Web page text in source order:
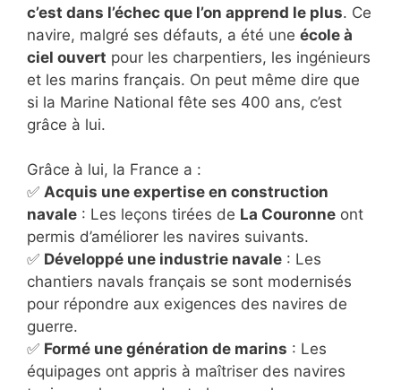
c’est dans l’échec que l’on apprend le plus. Ce
navire, malgré ses défauts, a été une école à
ciel ouvert pour les charpentiers, les ingénieurs
et les marins français. On peut même dire que
si la Marine National fête ses 400 ans, c’est
grâce à lui.
Grâce à lui, la France a :
✅ Acquis une expertise en construction
navale : Les leçons tirées de La Couronne ont
permis d’améliorer les navires suivants.
✅ Développé une industrie navale : Les
chantiers navals français se sont modernisés
pour répondre aux exigences des navires de
guerre.
✅ Formé une génération de marins : Les
équipages ont appris à maîtriser des navires